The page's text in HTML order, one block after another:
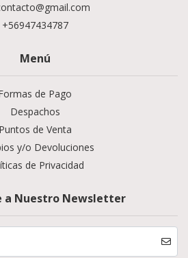
+56947434787
Menú
de Pago
Despachos
Puntos de Venta
y/o Devoluciones
de Privacidad
a Nuestro Newsletter